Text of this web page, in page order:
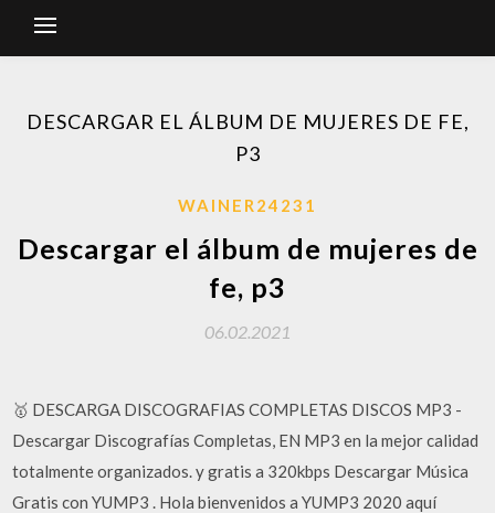
DESCARGAR EL ÁLBUM DE MUJERES DE FE,
P3
WAINER24231
Descargar el álbum de mujeres de
fe, p3
06.02.2021
🥇 DESCARGA DISCOGRAFIAS COMPLETAS DISCOS MP3 -
Descargar Discografías Completas, EN MP3 en la mejor calidad
totalmente organizados. y gratis a 320kbps Descargar Música
Gratis con YUMP3 . Hola bienvenidos a YUMP3 2020 aquí